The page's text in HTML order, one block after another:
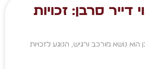
דייר סרבן: זכויות
הוא נושא מורכב ורגיש, הנוגע לזכויות